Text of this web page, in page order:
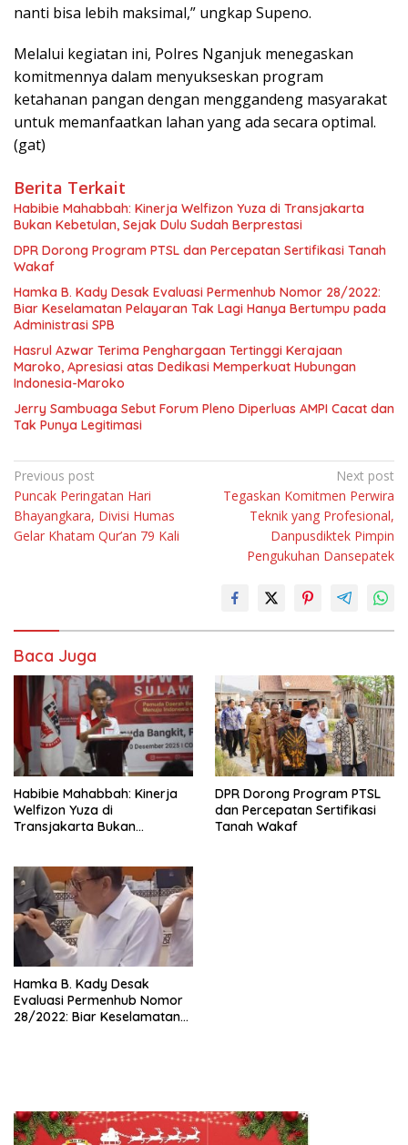
nanti bisa lebih maksimal,” ungkap Supeno.
Melalui kegiatan ini, Polres Nganjuk menegaskan
komitmennya dalam menyukseskan program
ketahanan pangan dengan menggandeng masyarakat
untuk memanfaatkan lahan yang ada secara optimal.
(gat)
Berita Terkait
Habibie Mahabbah: Kinerja Welfizon Yuza di Transjakarta
Bukan Kebetulan, Sejak Dulu Sudah Berprestasi
DPR Dorong Program PTSL dan Percepatan Sertifikasi Tanah
Wakaf
Hamka B. Kady Desak Evaluasi Permenhub Nomor 28/2022:
Biar Keselamatan Pelayaran Tak Lagi Hanya Bertumpu pada
Administrasi SPB
Hasrul Azwar Terima Penghargaan Tertinggi Kerajaan
Maroko, Apresiasi atas Dedikasi Memperkuat Hubungan
Indonesia-Maroko
Jerry Sambuaga Sebut Forum Pleno Diperluas AMPI Cacat dan
Tak Punya Legitimasi
Navigasi
pos
Previous post
Puncak Peringatan Hari
Bhayangkara, Divisi Humas
Gelar Khatam Qur’an 79 Kali
Next post
Tegaskan Komitmen Perwira
Teknik yang Profesional,
Danpusdiktek Pimpin
Pengukuhan Dansepatek
Baca Juga
Habibie Mahabbah: Kinerja
Welfizon Yuza di
Transjakarta Bukan
DPR Dorong Program PTSL
dan Percepatan Sertifikasi
Tanah Wakaf
Hamka B. Kady Desak
Evaluasi Permenhub Nomor
28/2022: Biar Keselamatan